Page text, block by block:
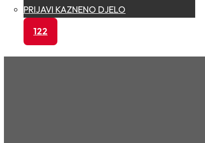
PRIJAVI KAZNENO DJELO
122